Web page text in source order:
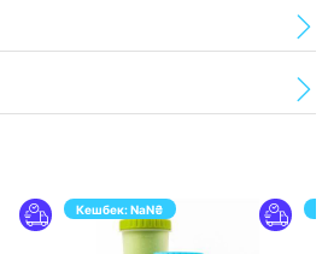
Кешбек:NaN₴